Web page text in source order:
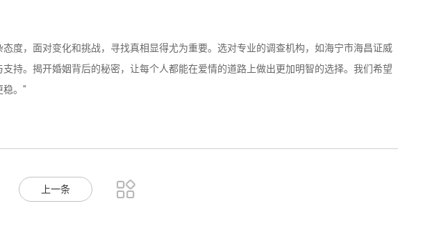
度，面对变化和挑战，寻找真相显得尤为重要。选对专业的调查机构，如海宁市海昌证威
持。揭开婚姻背后的秘密，让每个人都能在爱情的道路上做出更加明智的选择。我们希望
稳。"
上一条 